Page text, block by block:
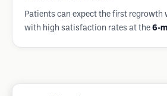
Patients can expect the first regrowth
with high satisfaction rates at the 6-